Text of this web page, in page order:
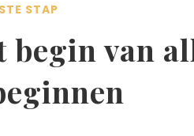
STAP
begin van